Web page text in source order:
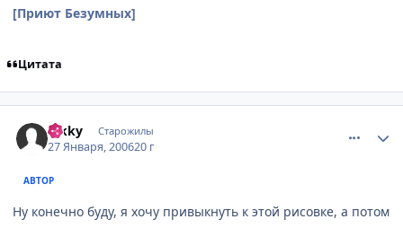
[Приют Безумных]
Цитата
hikky Старожилы
27 Января, 200620 г
АВТОР
Ну конечно буду, я хочу привыкнуть к этой рисовке, а потом